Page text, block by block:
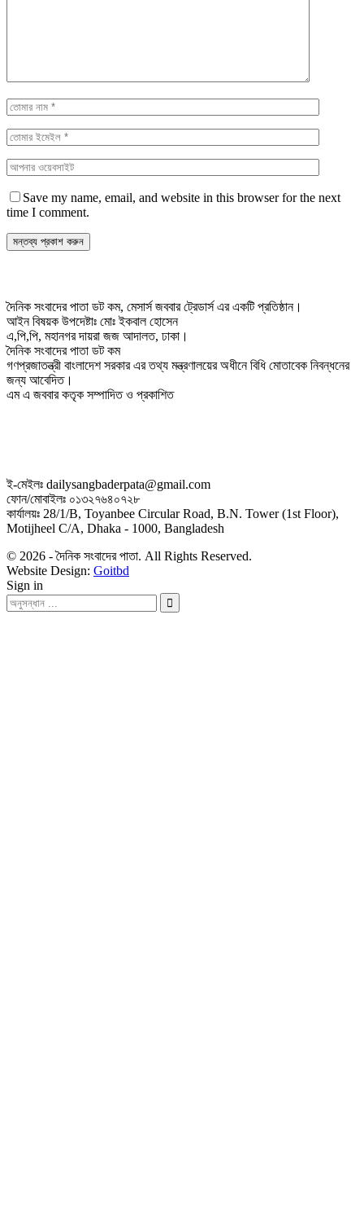
Save my name, email, and website in this browser for the next
time I comment.
দৈনিক সংবাদের পাতা ডট কম, মেসার্স জববার ট্রেডার্স এর একটি প্রতিষ্ঠান।
আইন বিষয়ক উপদেষ্টাঃ মোঃ ইকবাল হোসেন
এ,পি,পি, মহানগর দায়রা জজ আদালত, ঢাকা।
দৈনিক সংবাদের পাতা ডট কম
গণপ্রজাতন্ত্রী বাংলাদেশ সরকার এর তথ্য মন্ত্রণালয়ের অধীনে বিধি মোতাবেক নিবন্ধনের
জন্য আবেদিত।
এম এ জববার কতৃক সম্পাদিত ও প্রকাশিত
ই-মেইলঃ dailysangbaderpata@gmail.com
ফোন/মোবাইলঃ ০১৩২৭৬৪০৭২৮
কার্যালয়ঃ 28/1/B, Toyanbee Circular Road, B.N. Tower (1st Floor),
Motijheel C/A, Dhaka - 1000, Bangladesh
© 2026 - দৈনিক সংবাদের পাতা. All Rights Reserved.
Website Design: Goitbd
Sign in